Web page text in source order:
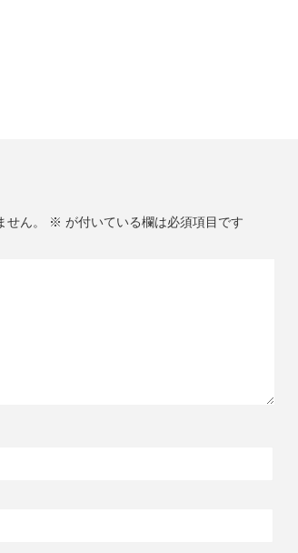
ん。 ※ が付いている欄は必須項目です